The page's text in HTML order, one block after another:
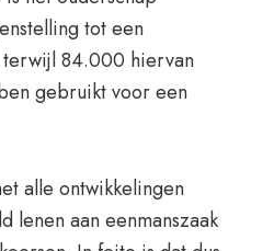
tot een
84.000 hiervan
gebruikt voor een
alle ontwikkelingen
lenen aan eenmanszaak